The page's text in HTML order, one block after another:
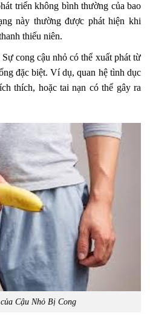
triển không bình thường của bao
này thường được phát hiện khi
thiếu niên.
Sự cong cậu nhỏ có thể xuất phát từ
đặc biệt. Ví dụ, quan hệ tình dục
thích, hoặc tai nạn có thể gây ra
Cậu Nhỏ Bị Cong